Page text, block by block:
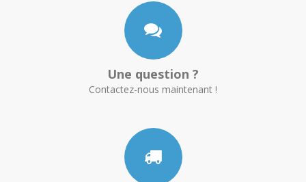
Une question ?
Contactez-nous maintenant !